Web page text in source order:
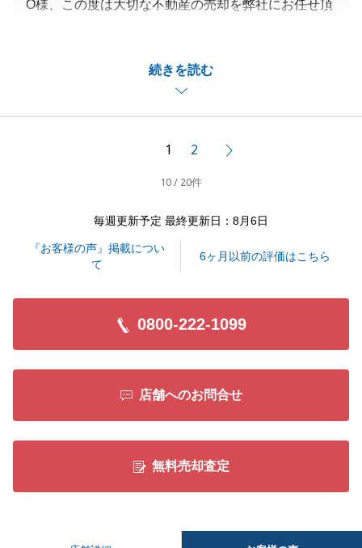
続きを読む
O様、この度は大切な不動産の売却を弊社にお任せ頂
大変嬉しく思っております。
コメントも大変励みになります。
今後とも、不動産のことでお悩みがございましたらお
1 2
10 / 20件
毎週更新予定 最終更新日：8月6日
『お客様の声』掲載につい
て
6ヶ月以前の評価はこちら
0800-222-1099
店舗へのお問合せ
無料売却査定